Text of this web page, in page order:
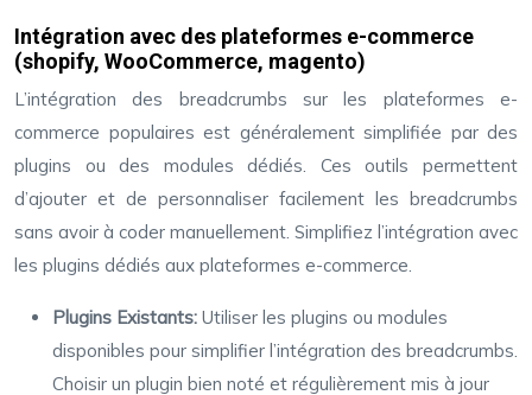
Intégration avec des plateformes e-commerce
(shopify, WooCommerce, magento)
L’intégration des breadcrumbs sur les plateformes e-
commerce populaires est généralement simplifiée par des
plugins ou des modules dédiés. Ces outils permettent
d’ajouter et de personnaliser facilement les breadcrumbs
sans avoir à coder manuellement. Simplifiez l’intégration avec
les plugins dédiés aux plateformes e-commerce.
Plugins Existants: Utiliser les plugins ou modules
disponibles pour simplifier l’intégration des breadcrumbs.
Choisir un plugin bien noté et régulièrement mis à jour